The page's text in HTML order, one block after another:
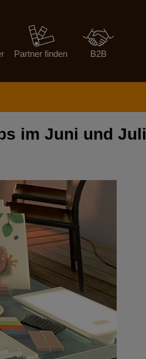
B2B
Partner finden
im Juni und Juli